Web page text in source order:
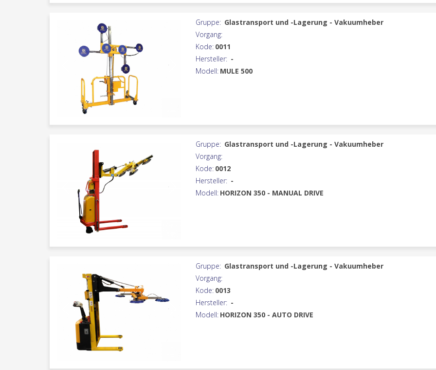
Gruppe: Glastransport und -Lagerung - Vakuumheber
Vorgang:
Kode: 0011
Hersteller: -
Modell: MULE 500
Gruppe: Glastransport und -Lagerung - Vakuumheber
Vorgang:
Kode: 0012
Hersteller: -
Modell: HORIZON 350 - MANUAL DRIVE
Gruppe: Glastransport und -Lagerung - Vakuumheber
Vorgang:
Kode: 0013
Hersteller: -
Modell: HORIZON 350 - AUTO DRIVE